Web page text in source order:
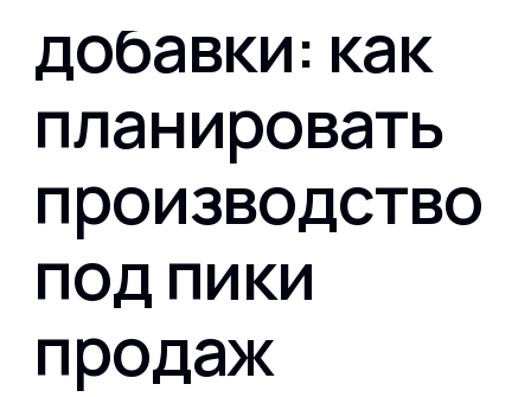
Главная
Контрактное производство
Капсул
Коллагена
добавки: как
планировать
производство
под пики
продаж